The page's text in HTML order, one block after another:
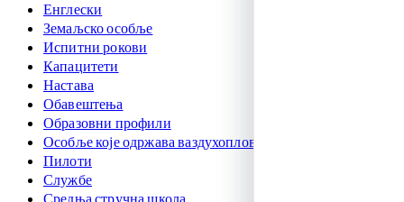
Енглески
Земаљско особље
Испитни рокови
Капацитети
Настава
Обавештења
Образовни профили
Особље које одржава ваздухоплове
Пилоти
Службе